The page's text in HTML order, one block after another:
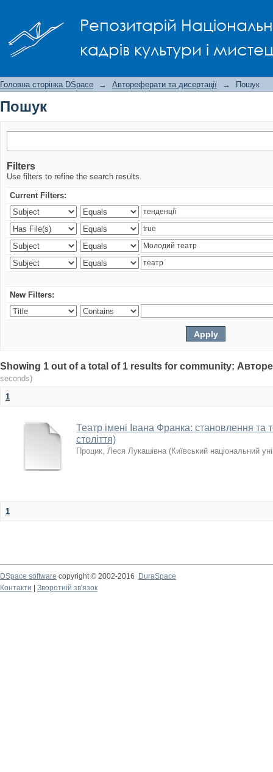
Репозитарій
кадрів культури і
Головна сторінка DSpace → Автореферати та дисертації → Пошук
Пошук
Filters
Use filters to refine the search results.
Current Filters:
New Filters:
Showing 1 out of a total of 1 results for community:
seconds)
1
Театр імені Івана Франка: становлення та
століття)
Процик, Леся Лукашівна (Київський національний
1
DSpace software copyright © 2002-2016
DuraSpace
Контакти
Зворотній зв'язок